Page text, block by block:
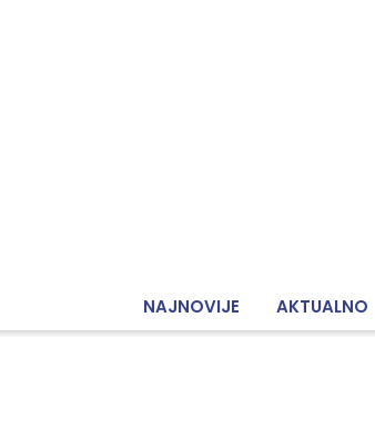
NAJNOVIJE AKTUALNO